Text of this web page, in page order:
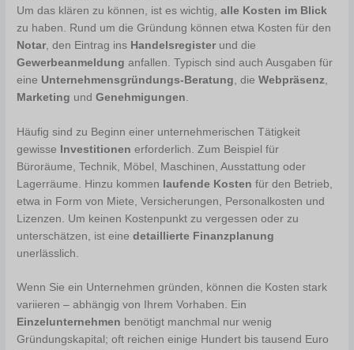
Um das klären zu können, ist es wichtig,alle Kosten im Blick
zu haben. Rund um die Gründung können etwa Kosten für den
Notar , den Eintrag ins Handelsregister und die
Gewerbeanmeldung anfallen. Typisch sind auch Ausgaben für
eine Unternehmensgründungs-Beratung , dieWebpräsenz
Marketing undGenehmigungen
Häufig sind zu Beginn einer unternehmerischen Tätigkeit
gewisse Investitionenerforderlich. Zum Beispiel für
Büroräume, Technik, Möbel, Maschinen, Ausstattung oder
Lagerräume. Hinzu kommen laufende Kosten für den Betrieb,
etwa in Form von Miete, Versicherungen, Personalkosten und
Lizenzen. Um keinen Kostenpunkt zu vergessen oder zu
unterschätzen, ist einedetaillierte Finanzplanung
unerlässlich.
Wenn Sie ein Unternehmen gründen, können die Kosten stark
variieren – abhängig von Ihrem Vorhaben. Ein
Einzelunternehmen benötigt manchmal nur wenig
Gründungskapital; oft reichen einige Hundert bis tausend Euro